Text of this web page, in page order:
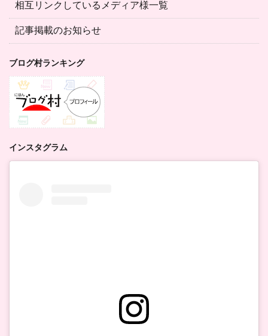
相互リンクしているメディア様一覧
記事掲載のお知らせ
ブログ村ランキング
インスタグラム